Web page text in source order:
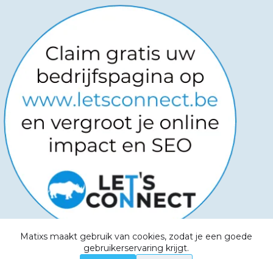
Matixs maakt gebruik van cookies, zodat je een goede
gebruikerservaring krijgt.
Copyright © 2026-Powered by